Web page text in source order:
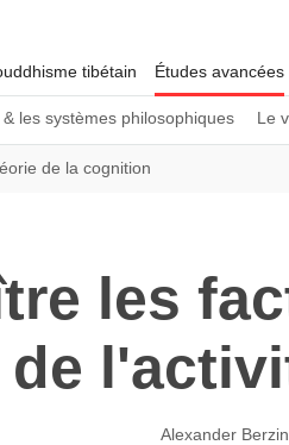
tibétain Études avancées
& les systèmes philosophiques Le
de la cognition
les
de
Alexander